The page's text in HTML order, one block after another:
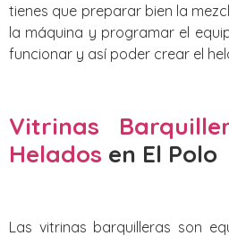
tienes que preparar bien la
la máquina y programar el
funcionar y así poder crear el
Vitrinas
Helados en El Polo
Las vitrinas barquilleras son